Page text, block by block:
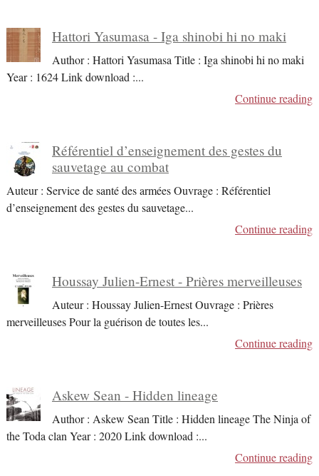
Hattori Yasumasa - Iga shinobi hi no maki
Author : Hattori Yasumasa Title : Iga shinobi hi no maki
Year : 1624 Link download :...
Continue reading
Référentiel d’enseignement des gestes du
sauvetage au combat
Auteur : Service de santé des armées Ouvrage : Référentiel
d’enseignement des gestes du sauvetage...
Continue reading
Houssay Julien-Ernest - Prières merveilleuses
Auteur : Houssay Julien-Ernest Ouvrage : Prières
merveilleuses Pour la guérison de toutes les...
Continue reading
Askew Sean - Hidden lineage
Author : Askew Sean Title : Hidden lineage The Ninja of
the Toda clan Year : 2020 Link download :...
Continue reading